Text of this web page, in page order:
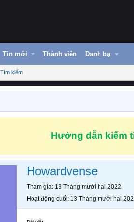
Tin mới Thành viên Danh bạ
Tìm kiếm
Hướng dẫn kiếm
Howardvense
Tham gia 13 Tháng mười hai 2022
Hoạt động cuối 13 Tháng mười hai